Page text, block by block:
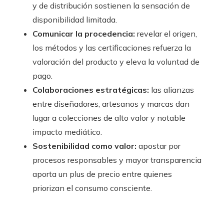
y de distribución sostienen la sensación de
disponibilidad limitada.
Comunicar la procedencia: revelar el origen,
los métodos y las certificaciones refuerza la
valoración del producto y eleva la voluntad de
pago.
Colaboraciones estratégicas: las alianzas
entre diseñadores, artesanos y marcas dan
lugar a colecciones de alto valor y notable
impacto mediático.
Sostenibilidad como valor: apostar por
procesos responsables y mayor transparencia
aporta un plus de precio entre quienes
priorizan el consumo consciente.